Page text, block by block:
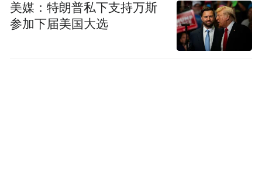
美媒：特朗普私下支持万斯
参加下届美国大选